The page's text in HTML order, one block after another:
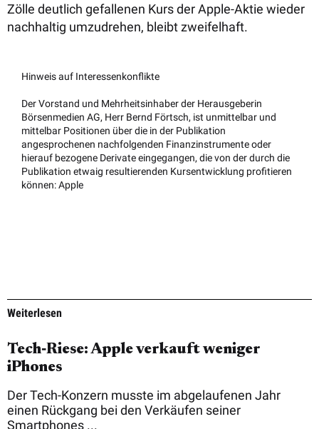
Zölle deutlich gefallenen Kurs der Apple-Aktie wieder
nachhaltig umzudrehen, bleibt zweifelhaft.
Hinweis auf Interessenkonflikte
Der Vorstand und Mehrheitsinhaber der Herausgeberin
Börsenmedien AG, Herr Bernd Förtsch, ist unmittelbar und
mittelbar Positionen über die in der Publikation
angesprochenen nachfolgenden Finanzinstrumente oder
hierauf bezogene Derivate eingegangen, die von der durch die
Publikation etwaig resultierenden Kursentwicklung profitieren
können: Apple
Weiterlesen
Tech‑Riese: Apple verkauft weniger
iPhones
Der Tech-Konzern musste im abgelaufenen Jahr
einen Rückgang bei den Verkäufen seiner
Smartphones ...